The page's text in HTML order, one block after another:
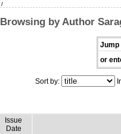
/
Browsing by Author
Jump
or
Sort by:
Issue
Date